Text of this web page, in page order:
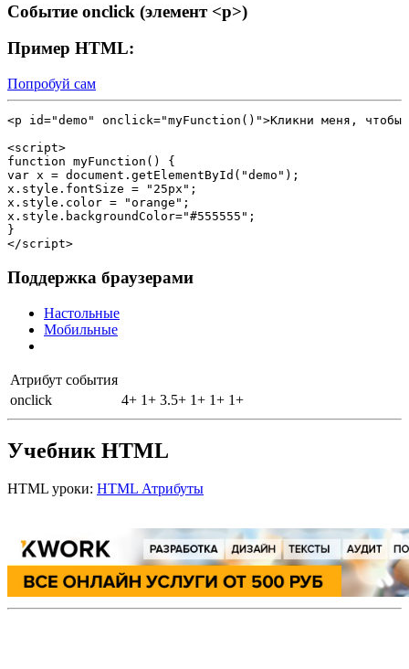
Событие onclick (элемент <p>)
Пример HTML:
Попробуй сам
<p id="demo" onclick="myFunction()">Кликни меня, чтобы
<script>
function myFunction() {
var x = document.getElementById("demo");
x.style.fontSize = "25px";
x.style.color = "orange";
x.style.backgroundColor="#555555";
}
Поддержка браузерами
Настольные
Мобильные
Атрибут события
onclick
4+ 1+ 3.5+ 1+ 1+ 1+
Учебник HTML
HTML уроки: HTML Атрибуты